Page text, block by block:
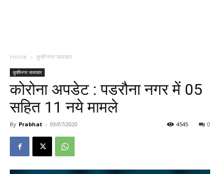
Home कुशीनगर समाचार
कुशीनगर समाचार
कोरोना अपडेट : पडरौना नगर में 05
सहित 11 नये मामले
By Prabhat - 09/07/2020 0
4545